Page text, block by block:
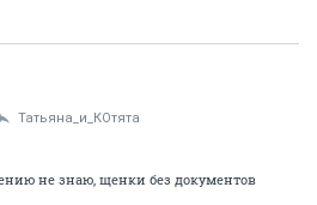
Татьяна_и_КОтята
не знаю, щенки без документов